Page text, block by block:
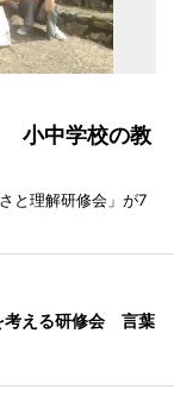
小中学校の教
と理解研修会」が7
考える研修会 言葉